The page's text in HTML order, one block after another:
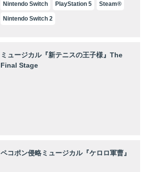
Nintendo Switch PlayStation 5 Steam®
Nintendo Switch 2
ミュージカル『新テニスの王子様』The
Final Stage
ペコポン侵略ミュージカル『ケロロ軍曹』